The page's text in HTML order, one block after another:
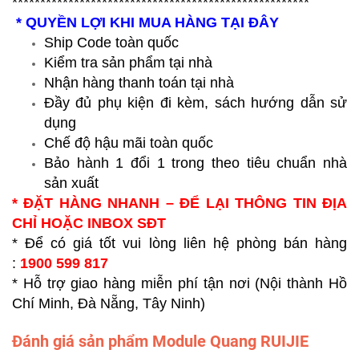
* QUYỀN LỢI KHI MUA HÀNG TẠI ĐÂY
Ship Code toàn quốc
Kiểm tra sản phẩm tại nhà
Nhận hàng thanh toán tại nhà
Đầy đủ phụ kiện đi kèm, sách hướng dẫn sử
dụng
Chế độ hậu mãi toàn quốc
Bảo hành 1 đổi 1 trong theo tiêu chuẩn nhà
sản xuất
* ĐẶT HÀNG NHANH – ĐỂ LẠI THÔNG TIN ĐỊA
CHỈ HOẶC INBOX SĐT
* Để có giá tốt vui lòng liên hệ phòng bán hàng
: 1900 599 817
* Hỗ trợ giao hàng miễn phí tận nơi (Nội thành Hồ
Chí Minh, Đà Nẵng, Tây Ninh)
Đánh giá sản phẩm Module Quang RUIJIE